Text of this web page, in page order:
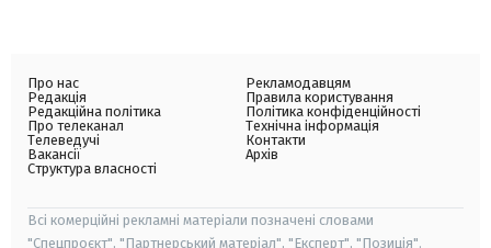
Про нас
Редакція
Редакційна політика
Про телеканал
Телеведучі
Вакансії
Структура власності
Рекламодавцям
Правила користування
Політика конфіденційності
Технічна інформація
Контакти
Архів
Всі комерційні рекламні матеріали позначені словами
"Спецпроєкт", "Партнерський матеріал", "Експерт", "Позиція".